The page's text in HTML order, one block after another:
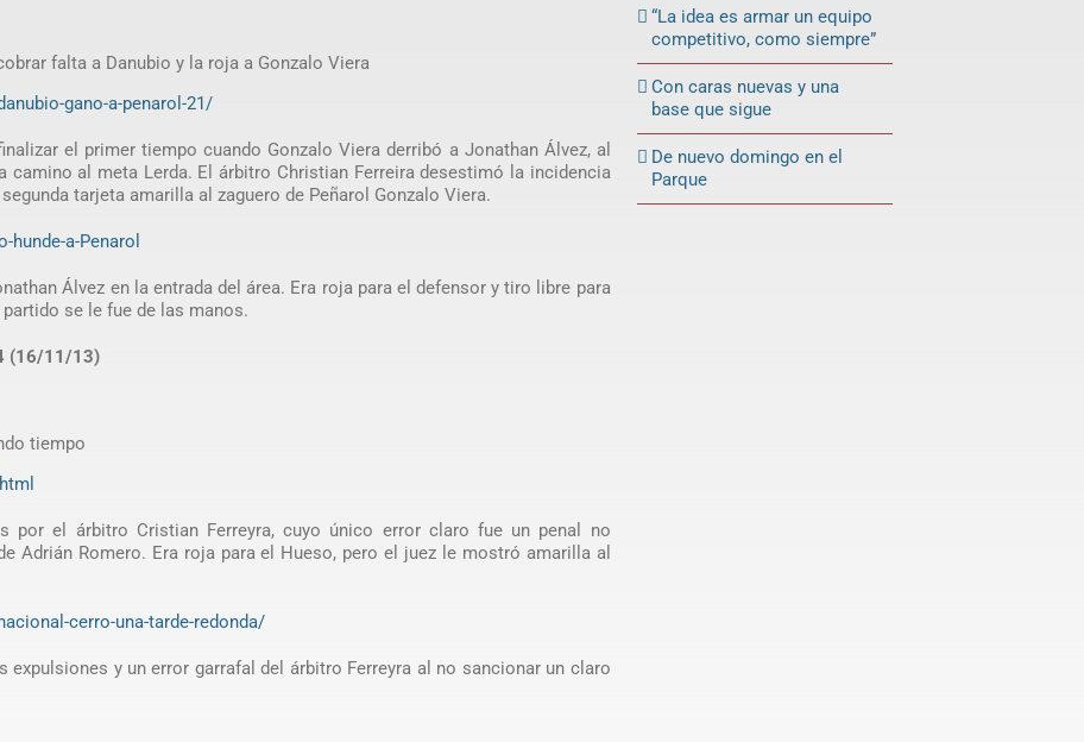
falta a Danubio y la roja a Gonzalo Viera
gano-a-penarol-21/
el primer tiempo cuando Gonzalo Viera derribó a Jonathan Álvez, al
camino al meta Lerda. El árbitro Christian Ferreira desestimó la incidencia
tarjeta amarilla al zaguero de Peñarol Gonzalo Viera.
a-Penarol
Álvez en la entrada del área. Era roja para el defensor y tiro libre para
se le fue de las manos.
4 (16/11/13)
tiempo
por el árbitro Cristian Ferreyra, cuyo único error claro fue un penal no
Adrián Romero. Era roja para el Hueso, pero el juez le mostró amarilla al
cerro-una-tarde-redonda/
y un error garrafal del árbitro Ferreyra al no sancionar un claro
“La idea es armar un equipo
competitivo, como siempre”
Con caras nuevas y una
base que sigue
De nuevo domingo en el
Parque